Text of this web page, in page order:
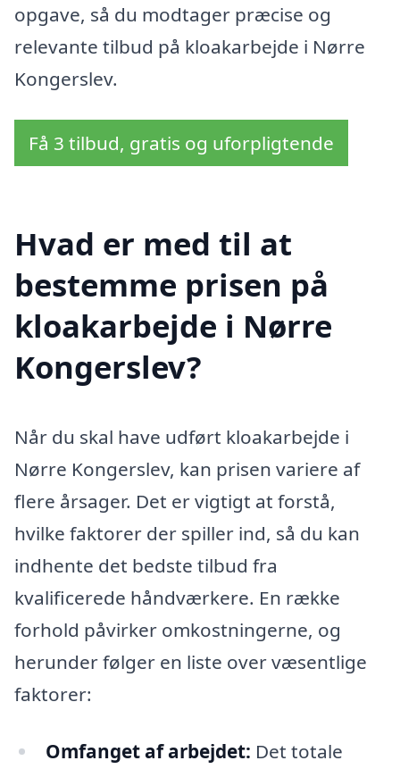
opgave, så du modtager præcise og
relevante tilbud på kloakarbejde i Nørre
Kongerslev.
Få 3 tilbud, gratis og uforpligtende
Hvad er med til at
bestemme prisen på
kloakarbejde i Nørre
Kongerslev?
Når du skal have udført kloakarbejde i
Nørre Kongerslev, kan prisen variere af
flere årsager. Det er vigtigt at forstå,
hvilke faktorer der spiller ind, så du kan
indhente det bedste tilbud fra
kvalificerede håndværkere. En række
forhold påvirker omkostningerne, og
herunder følger en liste over væsentlige
faktorer:
Omfanget af arbejdet: Det totale